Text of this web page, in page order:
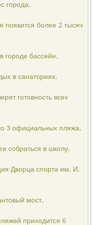
города.
появится более 2 тысяч
городе бассейн.
в санаториях.
готовность всех
3 официальных пляжа.
собраться в школу.
Дворца спорта им. И.
мост.
приходится 6